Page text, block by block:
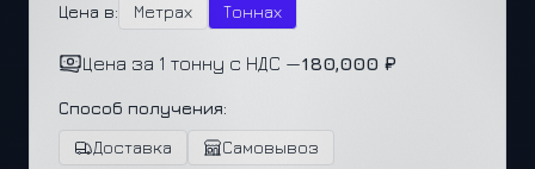
Цена в: Метрах Тоннах
Цена за 1 тонну с НДС —180,000 ₽
Способ получения:
Доставка
Самовывоз